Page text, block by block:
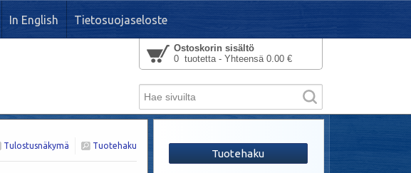
In English Tietosuojaseloste
Ostoskorin sisältö
0 tuotetta - Yhteensä 0.00 €
Tuotehaku
Tulostusnäkymä
Tuotehaku